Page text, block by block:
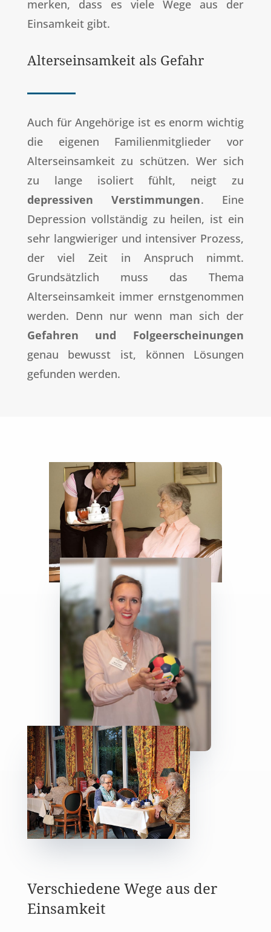
merken, dass es viele Wege aus der
Einsamkeit gibt.
Alterseinsamkeit als Gefahr
Auch für Angehörige ist es enorm wichtig
die eigenen Familienmitglieder vor
Alterseinsamkeit zu schützen. Wer sich
zu lange isoliert fühlt, neigt zu
depressiven Verstimmungen. Eine
Depression vollständig zu heilen, ist ein
sehr langwieriger und intensiver Prozess,
der viel Zeit in Anspruch nimmt.
Grundsätzlich muss das Thema
Alterseinsamkeit immer ernstgenommen
werden. Denn nur wenn man sich der
Gefahren und Folgeerscheinungen
genau bewusst ist, können Lösungen
gefunden werden.
Verschiedene Wege aus der
Einsamkeit